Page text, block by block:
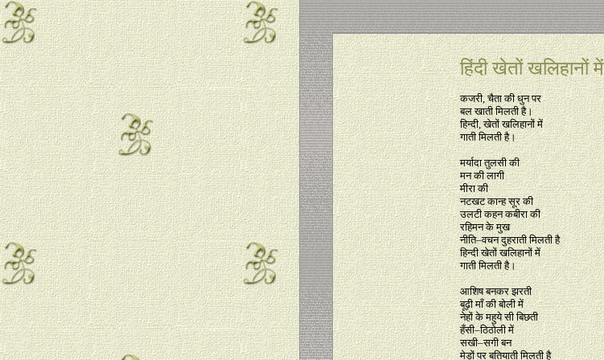
हिंदी खेतों खलिहानों में
कजरी, चैता की धुन पर
बल खाती मिलती है।
हिन्दी, खेतों खलिहानों में
गाती मिलती है।
मर्यादा तुलसी की
मन की लागी
मीरा की
नटखट कान्ह सूर की
उलटी कहन कबीरा की
रहिमन के मुख
नीति–वचन दुहराती मिलती है
हिन्दी खेतों खलिहानों में
गाती मिलती है।
आशिष बनकर झरती
बूढ़ी माँ की बोली में
नेहों के महुये सी बिछती
हँसी–ठिठोली में
सखी–सगी बन
मेड़ों पर बतियाती मिलती है